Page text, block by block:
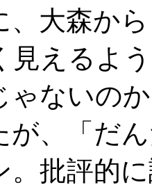
、大森か
見えるよ
ゃないの
が、「だ
。批評的